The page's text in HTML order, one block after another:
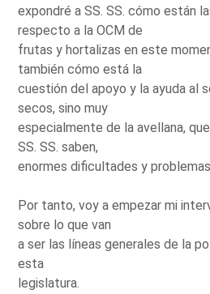
expondré a SS. SS. cómo están
respecto a la OCM de
frutas y hortalizas en este
también cómo está la
cuestión del apoyo y la ayuda al
secos, sino muy
especialmente de la avellana,
SS. SS. saben,
enormes dificultades y problemas.
Por tanto, voy a empezar mi
sobre lo que van
a ser las líneas generales de la
esta
legislatura.